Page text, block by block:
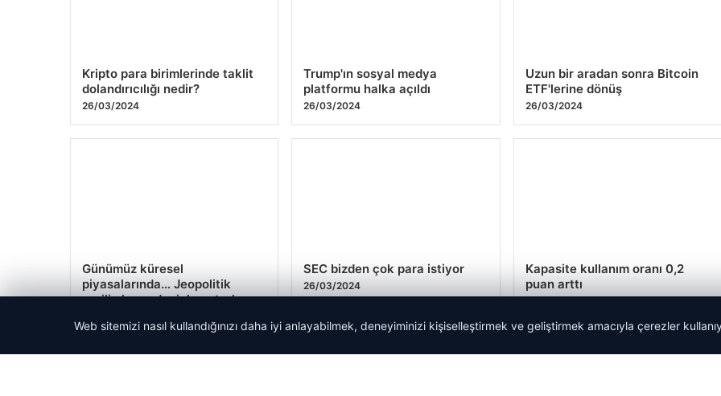
Kripto para birimlerinde taklit
dolandırıcılığı nedir?
26/03/2024
Trump'ın sosyal medya
platformu halka açıldı
26/03/2024
Uzun bir aradan sonra Bitcoin
ETF'lerine dönüş
26/03/2024
Günümüz küresel
piyasalarında… Jeopolitik
gerilimler nedeniyle petrol
26/03/2024
SEC bizden çok para istiyor
26/03/2024
Kapasite kullanım oranı 0,2
puan arttı
26/03/2024
Web sitemizi nasıl kullandığınızı daha iyi anlayabilmek, deneyiminizi kişiselleştirmek ve geliştirmek amacıyla çerezler